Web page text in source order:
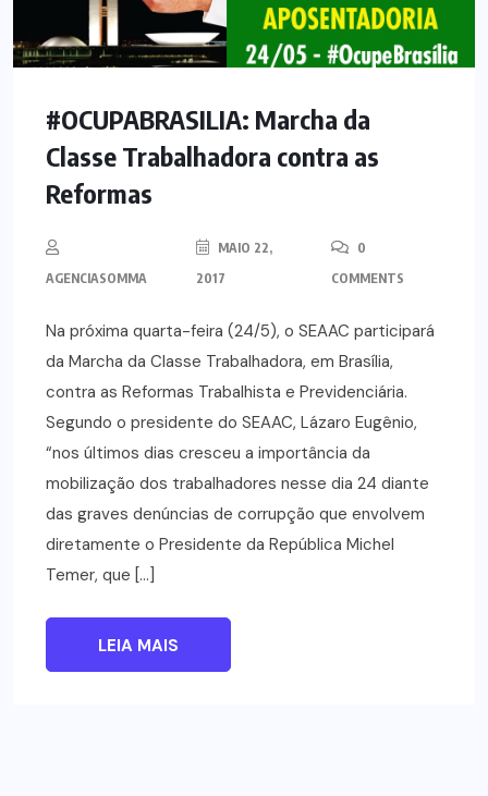
#OCUPABRASILIA: Marcha da
Classe Trabalhadora contra as
Reformas
AGENCIASOMMA
MAIO 22,
2017
0
COMMENTS
Na próxima quarta-feira (24/5), o SEAAC participará
da Marcha da Classe Trabalhadora, em Brasília,
contra as Reformas Trabalhista e Previdenciária.
Segundo o presidente do SEAAC, Lázaro Eugênio,
“nos últimos dias cresceu a importância da
mobilização dos trabalhadores nesse dia 24 diante
das graves denúncias de corrupção que envolvem
diretamente o Presidente da República Michel
Temer, que […]
LEIA MAIS